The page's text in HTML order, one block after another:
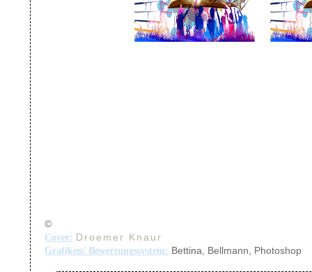
©
Cover: Droemer Knaur
Grafiken/ Bewertungssystem: Bettina, Bellmann, Photoshop